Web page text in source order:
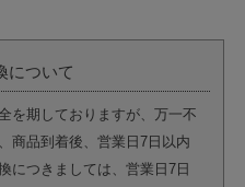
について
を期しておりますが、万一不
商品到着後、営業日7日以内
につきましては、営業日7日